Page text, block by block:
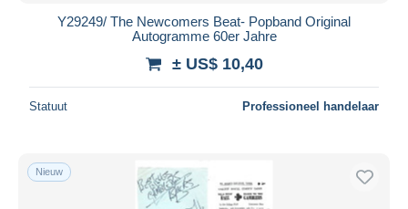
Y29249/ The Newcomers Beat- Popband Original
Autogramme 60er Jahre
± US$ 10,40
Statuut Professioneel handelaar
Nieuw